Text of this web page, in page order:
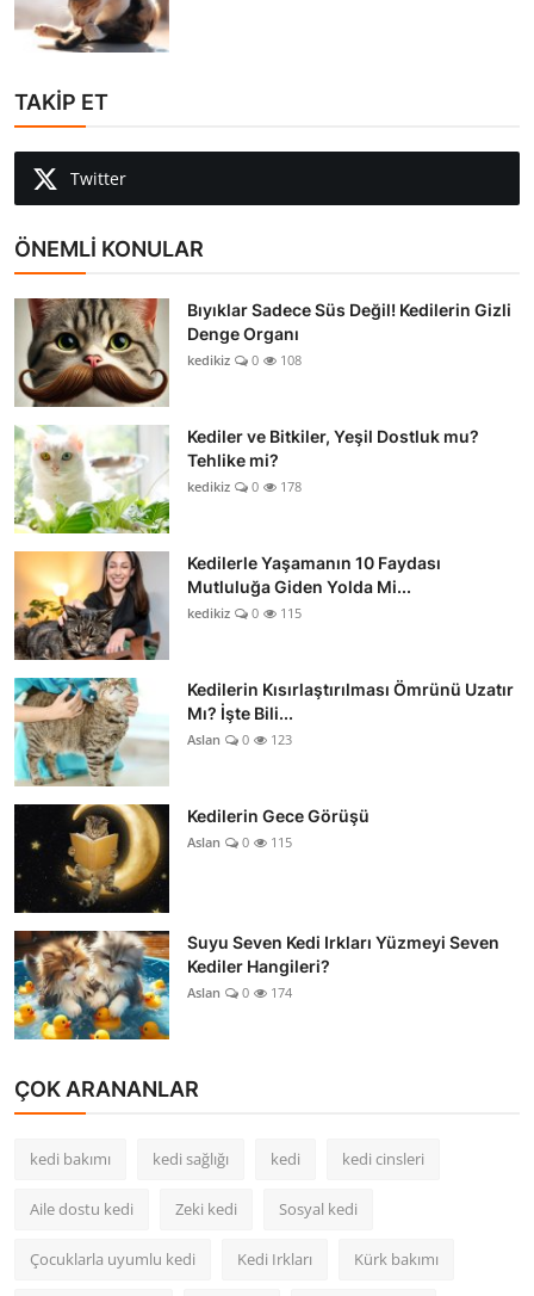
TAKİP ET
Twitter
ÖNEMLİ KONULAR
Bıyıklar Sadece Süs Değil! Kedilerin Gizli
Denge Organı
kedikiz 0 108
Kediler ve Bitkiler, Yeşil Dostluk mu?
Tehlike mi?
kedikiz 0 178
Kedilerle Yaşamanın 10 Faydası
Mutluluğa Giden Yolda Mi...
kedikiz 0 115
Kedilerin Kısırlaştırılması Ömrünü Uzatır
Mı? İşte Bili...
Aslan 0 123
Kedilerin Gece Görüşü
Aslan 0 115
Suyu Seven Kedi Irkları Yüzmeyi Seven
Kediler Hangileri?
Aslan 0 174
ÇOK ARANANLAR
kedi bakımı kedi sağlığı kedi kedi cinsleri
Aile dostu kedi Zeki kedi Sosyal kedi
Çocuklarla uyumlu kedi Kedi Irkları Kürk bakımı